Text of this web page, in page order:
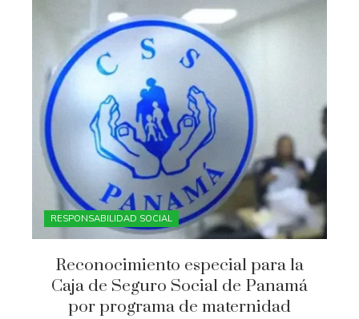
RESPONSABILIDAD SOCIAL
Reconocimiento especial para la
Caja de Seguro Social de Panamá
por programa de maternidad